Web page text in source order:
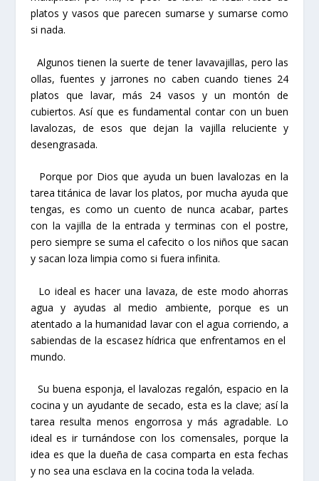
platos y vasos que parecen sumarse y sumarse como
si nada.
Algunos tienen la suerte de tener lavavajillas, pero las
ollas, fuentes y jarrones no caben cuando tienes 24
platos que lavar, más 24 vasos y un montón de
cubiertos. Así que es fundamental contar con un buen
lavalozas, de esos que dejan la vajilla reluciente y
desengrasada.
Porque por Dios que ayuda un buen lavalozas en la
tarea titánica de lavar los platos, por mucha ayuda que
tengas, es como un cuento de nunca acabar, partes
con la vajilla de la entrada y terminas con el postre,
pero siempre se suma el cafecito o los niños que sacan
y sacan loza limpia como si fuera infinita.
Lo ideal es hacer una lavaza, de este modo ahorras
agua y ayudas al medio ambiente, porque es un
atentado a la humanidad lavar con el agua corriendo, a
sabiendas de la escasez hídrica que enfrentamos en el
mundo.
Su buena esponja, el lavalozas regalón, espacio en la
cocina y un ayudante de secado, esta es la clave; así la
tarea resulta menos engorrosa y más agradable. Lo
ideal es ir turnándose con los comensales, porque la
idea es que la dueña de casa comparta en esta fechas
y no sea una esclava en la cocina toda la velada.